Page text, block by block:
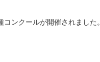
ンクールが開催されました。